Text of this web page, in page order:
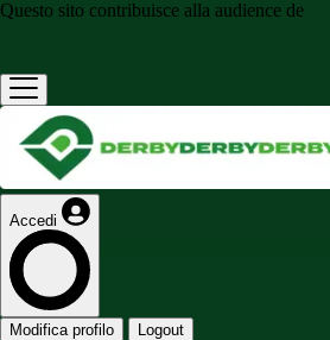
Questo sito contribuisce alla audience de
Accedi
Modifica profilo Logout